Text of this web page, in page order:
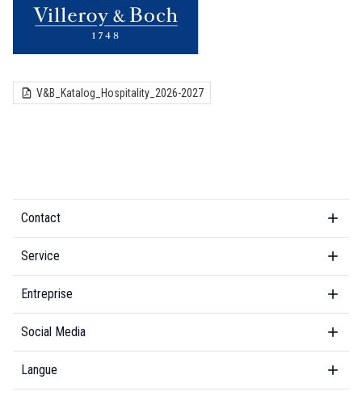
V&B_Katalog_Hospitality_2026-2027
Contact
Service
Entreprise
Social Media
Langue